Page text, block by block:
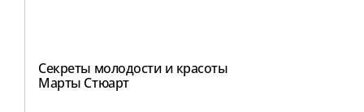
Секреты молодости и красоты
Марты Стюарт